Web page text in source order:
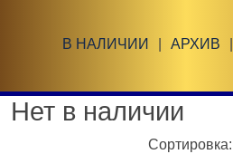
В НАЛИЧИИ АРХИВ
Нет в наличии
Сортировка: